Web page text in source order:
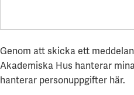
Genom att skicka ett
Akademiska Hus hanterar
hanterar personuppgifter här.